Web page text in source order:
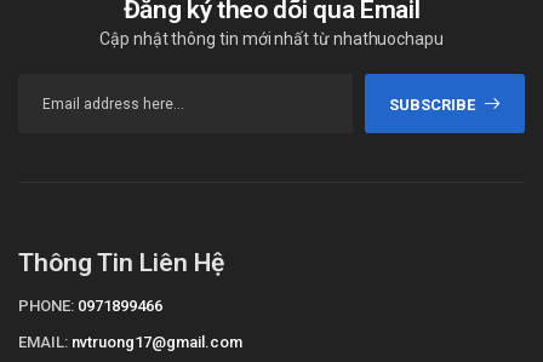
Đăng ký theo dõi qua Email
Cập nhật thông tin mới nhất từ nhathuochapu
SUBSCRIBE
Thông Tin Liên Hệ
PHONE: 0971899466
EMAIL: nvtruong17@gmail.com